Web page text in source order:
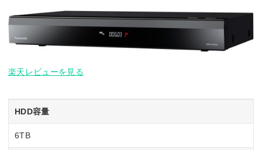
楽天レビューを見る
HDD容量
6TB